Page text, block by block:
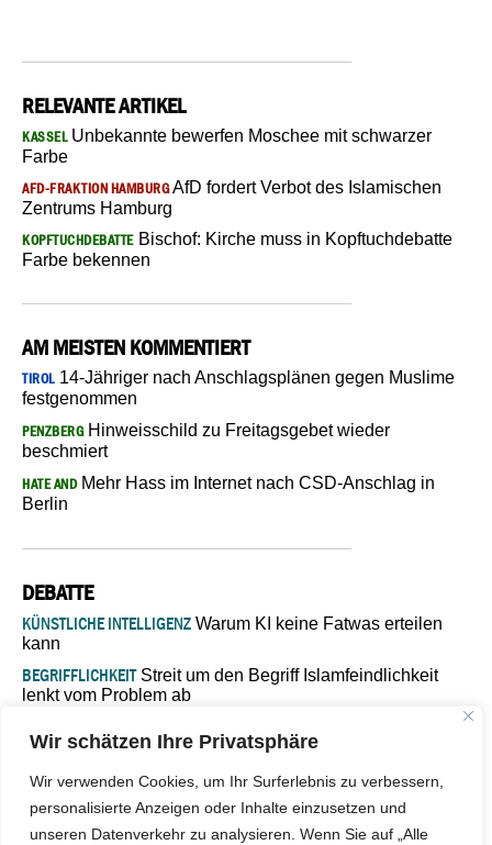
Wir schätzen Ihre Privatsphäre
Wir verwenden Cookies, um Ihr Surferlebnis zu verbessern,
personalisierte Anzeigen oder Inhalte einzusetzen und
unseren Datenverkehr zu analysieren. Wenn Sie auf „Alle
RELEVANTE ARTIKEL
KASSELUnbekannte bewerfen Moschee mit schwarzer
Farbe
AFD-FRAKTION HAMBURGAfD fordert Verbot des Islamischen
Zentrums Hamburg
KOPFTUCHDEBATTEBischof: Kirche muss in Kopftuchdebatte
Farbe bekennen
AM MEISTEN KOMMENTIERT
TIROL14-Jähriger nach Anschlagsplänen gegen Muslime
festgenommen
PENZBERGHinweisschild zu Freitagsgebet wieder
beschmiert
HATE ANDMehr Hass im Internet nach CSD-Anschlag in
Berlin
DEBATTE
KÜNSTLICHE INTELLIGENZ Warum KI keine Fatwas erteilen
kann
BEGRIFFLICHKEITStreit um den Begriff Islamfeindlichkeit
lenkt vom Problem ab
Verantwortung bleibt“
ISLAMISCHE FAKULTÄT IN MÜNSTEREine kritische Schwelle für
die deutsche Religionspolitik
GASTBEITRAGWarum die muslimische Welt eine neue